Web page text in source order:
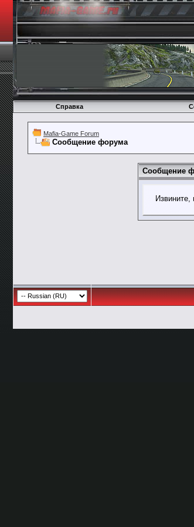
Справка
Mafia-Game Forum
Сообщение форума
Сообщение
Извините,